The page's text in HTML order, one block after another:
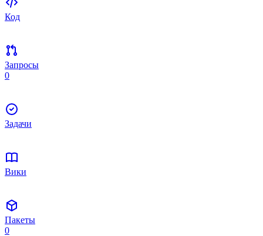
Код
Запросы
0
Задачи
Вики
Пакеты
0